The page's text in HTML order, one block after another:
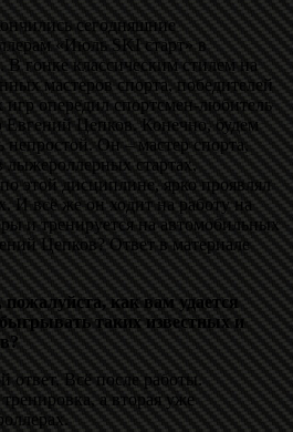
сегодняшние
«Июль SKI старт» в
гонке классическим стилем на
мастеров спорта, победителей
опередил спортсмен-любитель
Евгений Цепков. Конечно, будем
непростой. Он – мастер спорта,
лыжероллерных стартах,
этой дисциплине, ярко проявлял
И всё же он ходит на работу на
и тренируется на автомобильных
Цепков? Ответ в материале
как вам удается
таких известных и
ответ. Всё после работы.
а вторая уже